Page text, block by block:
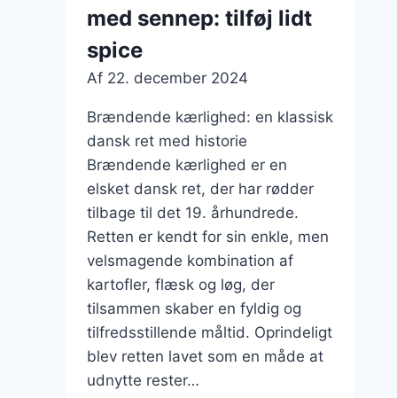
med sennep: tilføj lidt
spice
Af 22. december 2024
Brændende kærlighed: en klassisk
dansk ret med historie
Brændende kærlighed er en
elsket dansk ret, der har rødder
tilbage til det 19. århundrede.
Retten er kendt for sin enkle, men
velsmagende kombination af
kartofler, flæsk og løg, der
tilsammen skaber en fyldig og
tilfredsstillende måltid. Oprindeligt
blev retten lavet som en måde at
udnytte rester…